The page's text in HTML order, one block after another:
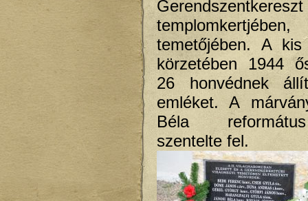
Gerendszentkereszt
temetőjében. A
körzetében 1944
26 honvédnek
emléket. A
Béla
szentelte fel.